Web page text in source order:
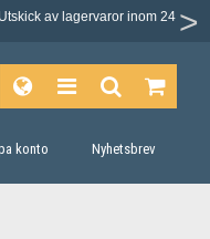
Utskick av lagervaror inom 24
konto Nyhetsbrev